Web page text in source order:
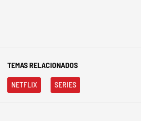
TEMAS RELACIONADOS
NETFLIX SERIES